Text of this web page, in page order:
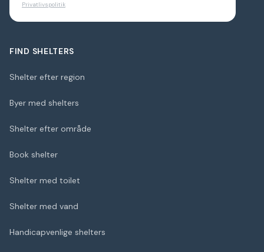
Privatlivspolitik
FIND SHELTERS
Shelter efter region
Byer med shelters
Shelter efter område
Book shelter
Shelter med toilet
Shelter med vand
Handicapvenlige shelters